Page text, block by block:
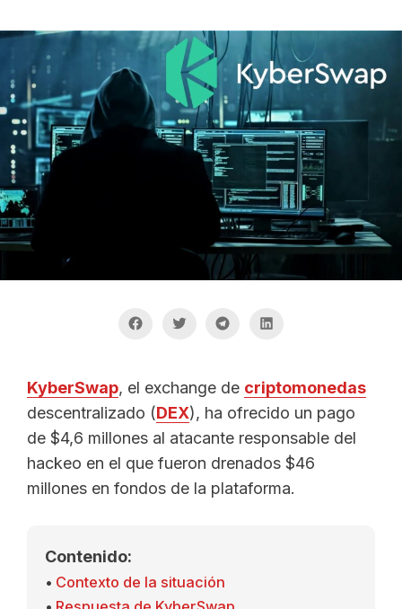
KyberSwap, el exchange de criptomonedas
descentralizado (DEX), ha ofrecido un pago
de $4,6 millones al atacante responsable del
hackeo en el que fueron drenados $46
millones en fondos de la plataforma.
Contenido:
Contexto de la situación